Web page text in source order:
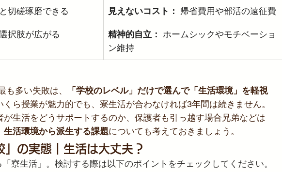
切磋琢磨できる 見えないコスト： 帰省費用や部活の遠征費
択肢が広がる 精神的自立： ホームシックやモチベーショ
ン維持
も多い失敗は、
「学校のレベル」だけで選んで「生活環境」を軽視
くら授業が魅力的でも、寮生活が合わなければ3年間は続きません。
が生活をどうサポートするのか、保護者も引っ越す場合兄弟などは
生活環境から派生する課題についても考えておきましょう。
」の実態｜生活は大丈夫？
寮生活」。検討する際は以下のポイントをチェックしてください。